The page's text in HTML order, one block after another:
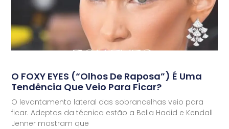
O FOXY EYES (“olhos De Raposa”) É Uma
Tendência Que Veio Para Ficar?
O levantamento lateral das sobrancelhas veio para
ficar. Adeptas da técnica estão a Bella Hadid e Kendall
Jenner mostram que